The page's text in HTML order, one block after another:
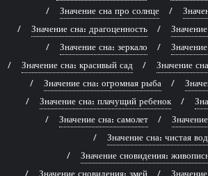
Значение сна про солнце
Значение сна: драгоценность
Значение сна: зеркало
Значение сна: красивый сад
Значение
Значение сна: огромная рыба
Значение сна: плачущий ребенок
Значение сна: самолет
Значение сна: чистая
Значение сновидения:
Значение сновидения: змей